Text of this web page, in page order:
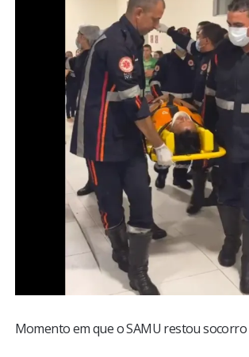
Momento em que o SAMU restou